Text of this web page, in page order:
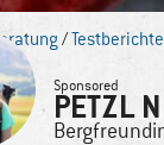
/Testberichte
Sponsored
PETZL